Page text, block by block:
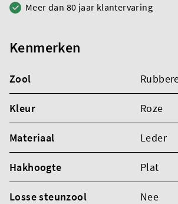
Meer dan 80 jaar klantervaring
Kenmerken
Zool
Kleur Roze
Materiaal Leder
Hakhoogte Plat
Losse steunzool Nee